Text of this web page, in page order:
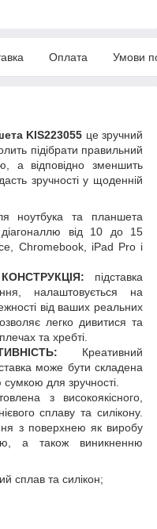
Оплата Умови
KIS223055 це зручний
підібрати правильний
а відповідно зменшить
зручності у щоденній
ноутбука та планшета
діагоналлю від 10 до 15
Chromebook, iPad Pro і
підставка
налаштовується на
від ваших реальних
легко дивитися та
та хребті.
Креативний
може бути складена
для зручності.
з високоякісного,
сплаву та силікону.
з поверхнею як виробу
а також виникненню
сплав та силікон;